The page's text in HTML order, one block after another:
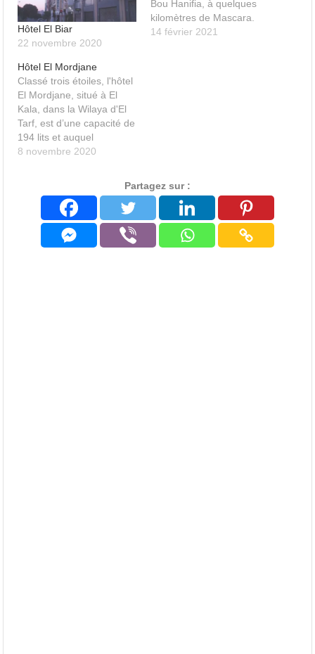
Hôtel El Biar
22 novembre 2020
Bou Hanifia, à quelques
kilomètres de Mascara.
14 février 2021
Hôtel El Mordjane
Classé trois étoiles, l'hôtel
El Mordjane, situé à El
Kala, dans la Wilaya d'El
Tarf, est d’une capacité de
194 lits et auquel
s’ajoutera une future
de mer, l'hôtel dispose de
103 chambres, et sa
propre plage privée.
8 novembre 2020
Partagez sur :